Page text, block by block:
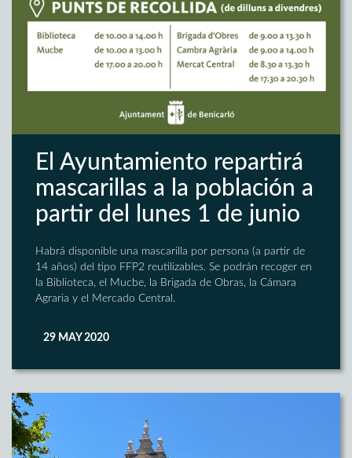
El Ayuntamiento repartirá
mascarillas a la población a
partir del lunes 1 de junio
Habrá disponible una mascarilla por persona (a partir de
14 años) del tipo FFP2 reutilizables. Se podrán recoger en
la Biblioteca, el Mucbe, la Brigada de Obras, la Cámara
Agraria y el Mercado Central.
29 MAY 2020